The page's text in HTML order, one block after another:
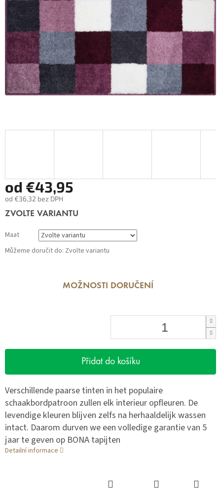
od €43,95
od €36,32 bez DPH
Měrná
ZVOLTE VARIANTU
Maat
Můžeme doručit do: Zvolte variantu
MOŽNOSTI DORUČENÍ
Přidat do košíku
Verschillende paarse tinten in het populaire
schaakbordpatroon zullen elk interieur opfleuren. De
levendige kleuren blijven zelfs na herhaaldelijk wassen
intact. Daarom durven we een volledige garantie van 5
jaar te geven op BONA tapijten
Detailní informace